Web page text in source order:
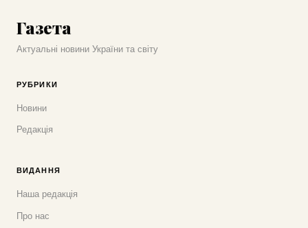
Газета
Актуальні новини України та світу
РУБРИКИ
Новини
Редакція
ВИДАННЯ
Наша редакція
Про нас